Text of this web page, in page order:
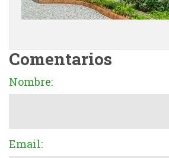
Comentarios
Nombre:
Email: